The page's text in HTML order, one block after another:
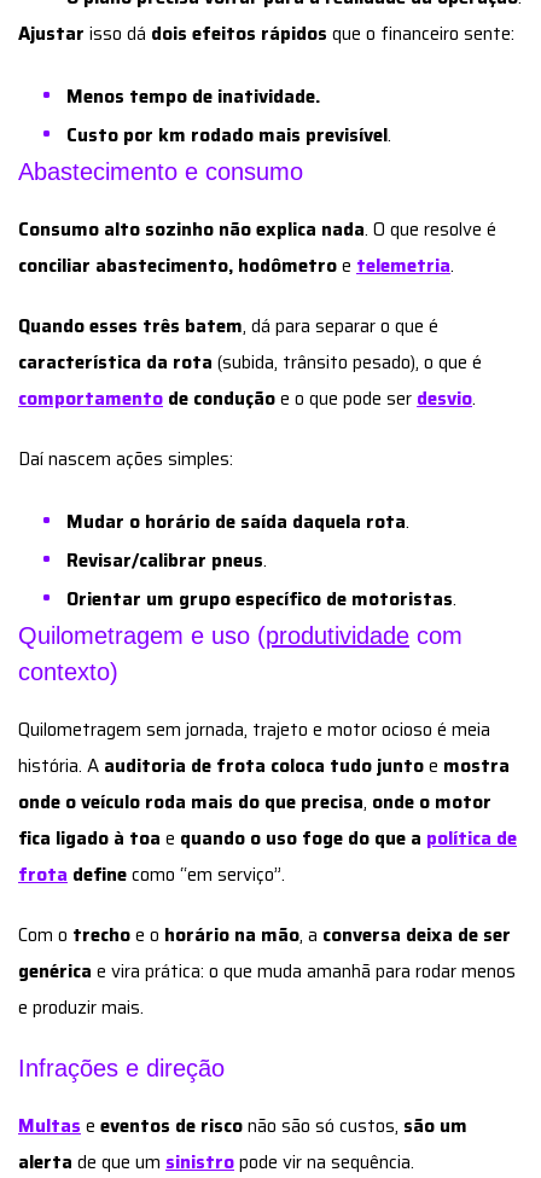
Ajustar isso dá dois efeitos rápidos que o financeiro sente:
Menos tempo de inatividade.
Custo por km rodado mais previsível.
Abastecimento e consumo
Consumo alto sozinho não explica nada. O que resolve é
conciliar abastecimento, hodômetroe telemetria.
Quando esses três batem, dá para separar o que é
característica da rota (subida, trânsito pesado), o que é
comportamento de conduçãoe o que pode ser desvio.
Daí nascem ações simples:
Mudar o horário de saída daquela rota.
Revisar/calibrar pneus.
Orientar um grupo específico de motoristas.
Quilometragem e uso (produtividade com
contexto)
Quilometragem sem jornada, trajeto e motor ocioso é meia
história. A auditoria de frota coloca tudo juntoe mostra
onde o veículo roda mais do que precisa, onde o motor
fica ligado à toa e quando o uso foge do que a política de
frota definecomo “em serviço”.
Com o trechoe o horário na mão, a conversa deixa de ser
genérica e vira prática: o que muda amanhã para rodar menos
e produzir mais.
Infrações e direção
Multas e eventos de risconão são só custos, são um
alerta de que um sinistropode vir na sequência.